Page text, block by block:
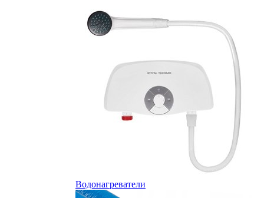
Водонагреватели